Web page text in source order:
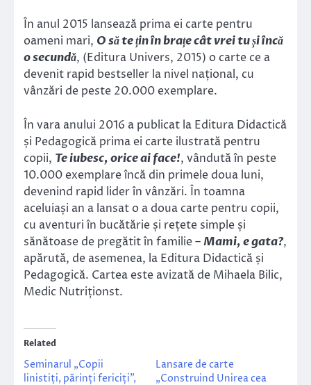
În anul 2015 lansează prima ei carte pentru
oameni mari, O să te țin în brațe cât vrei tu și încă
o secundă, (Editura Univers, 2015) o carte ce a
devenit rapid bestseller la nivel național, cu
vânzări de peste 20.000 exemplare.
În vara anului 2016 a publicat la Editura Didactică
și Pedagogică prima ei carte ilustrată pentru
copii, Te iubesc, orice ai face!, vândută în peste
10.000 exemplare încă din primele doua luni,
devenind rapid lider în vânzări. În toamna
aceluiași an a lansat o a doua carte pentru copii,
cu aventuri în bucătărie și rețete simple și
sănătoase de pregătit în familie –Mami, e gata?,
apărută, de asemenea, la Editura Didactică și
Pedagogică. Cartea este avizată de Mihaela Bilic,
Medic Nutriționst.
Related
Seminarul „Copii
linistiți, părinți fericiți”,
Lansare de carte
„Construind Unirea cea